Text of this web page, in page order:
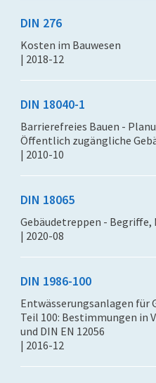
DIN 276
Kosten im Bauwesen
| 2018-12
DIN 18040-1
Barrierefreies Bauen -
Öffentlich zugängliche
| 2010-10
DIN 18065
Gebäudetreppen -
| 2020-08
DIN 1986-100
Entwässerungsanlagen für
Teil 100: Bestimmungen in
und DIN EN 12056
| 2016-12